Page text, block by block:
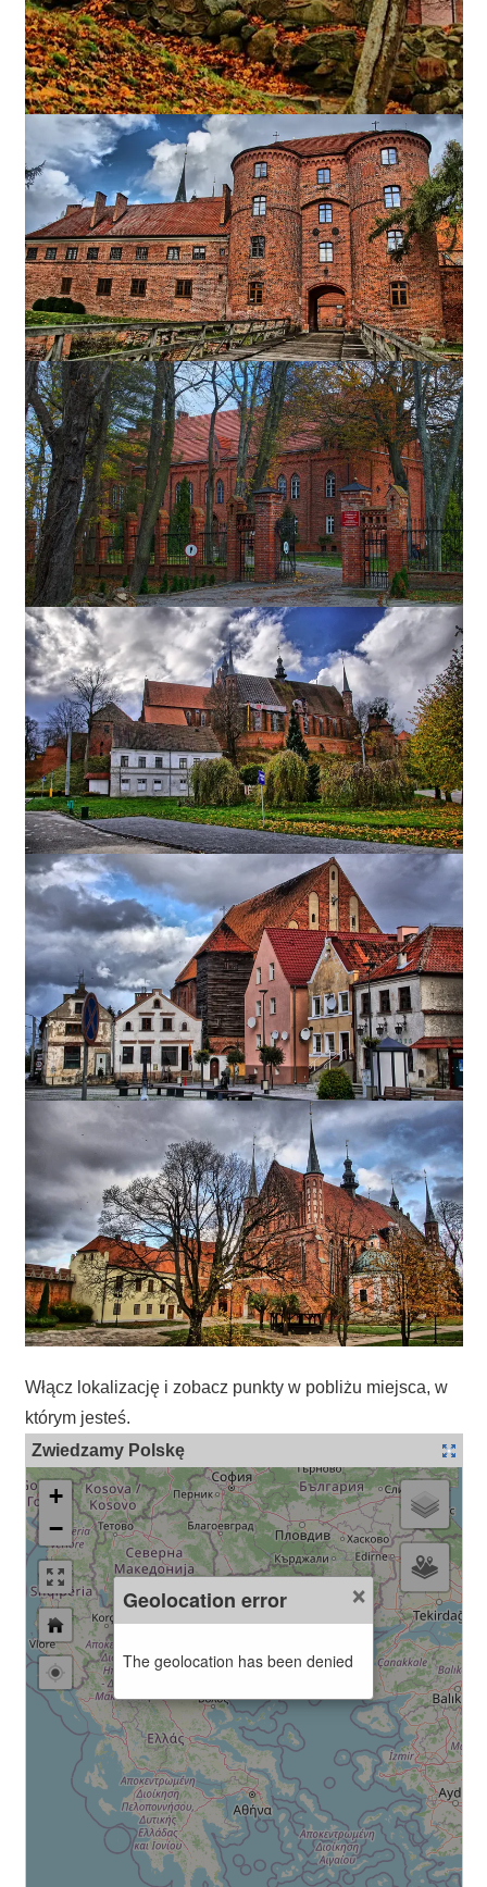
Włącz lokalizację i zobacz punkty w pobliżu miejsca, w
którym jesteś.
Zwiedzamy Polskę
+
−
×
Geolocation error
The geolocation has been denied